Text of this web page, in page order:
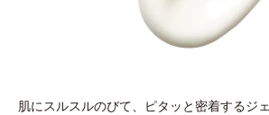
肌にスルスルのびて、ピタッと密着するジ